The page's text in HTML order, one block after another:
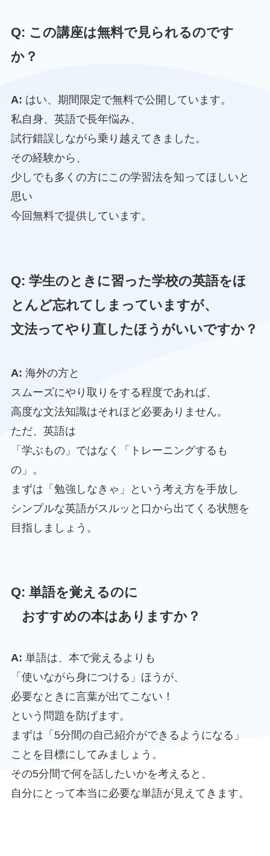
Q: この講座は無料で見られるのです
か？
A: はい、期間限定で無料で公開しています。
私自身、英語で長年悩み、
試行錯誤しながら乗り越えてきました。
その経験から、
少しでも多くの方にこの学習法を知ってほしいと
思い
今回無料で提供しています。
Q: 学生のときに習った学校の英語をほ
とんど忘れてしまっていますが、
文法ってやり直したほうがいいですか？
A: 海外の方と
スムーズにやり取りをする程度であれば、
高度な文法知識はそれほど必要ありません。
ただ、英語は
「学ぶもの」ではなく「トレーニングするも
の」。
まずは「勉強しなきゃ」という考え方を手放し
シンプルな英語がスルッと口から出てくる状態を
目指しましょう。
Q: 単語を覚えるのに
おすすめの本はありますか？
A: 単語は、本で覚えるよりも
「使いながら身につける」ほうが、
必要なときに言葉が出てこない！
という問題を防げます。
まずは「5分間の自己紹介ができるようになる」
ことを目標にしてみましょう。
その5分間で何を話したいかを考えると、
自分にとって本当に必要な単語が見えてきます。